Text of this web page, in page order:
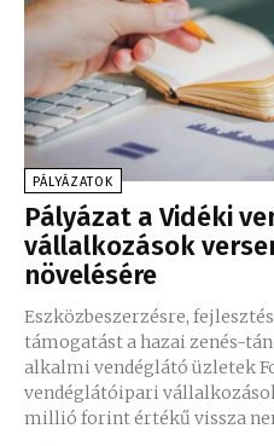
PÁLYÁZATOK
Pályázat a Vidéki
vállalkozások
növelésére
Eszközbeszerzésre,
támogatást a hazai zenés-
alkalmi vendéglátó üzletek Folytatódik a vidéki
vendéglátóipari
millió forint értékű vissza